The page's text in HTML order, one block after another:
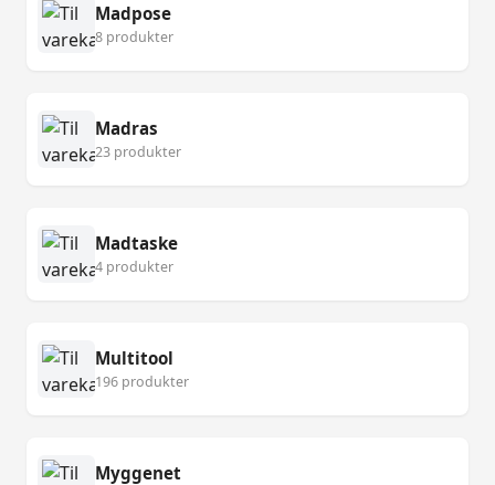
Madpose
8 produkter
Madras
23 produkter
Madtaske
4 produkter
Multitool
196 produkter
Myggenet